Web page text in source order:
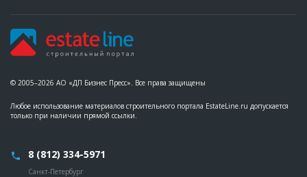
© 2005–2026 АО «ДП Бизнес Пресс». Все права защищены
Любое использование материалов строительного портала EstateLine.ru допускается
только при наличии прямой ссылки.
8 (812) 334-5971
Санкт-Петербург